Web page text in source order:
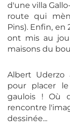
d'une villa
route qui
Pins). Enfin, en
ont mis au
maisons du
Albert Uderzo
pour placer
gaulois ! Où
rencontre
dessinée...